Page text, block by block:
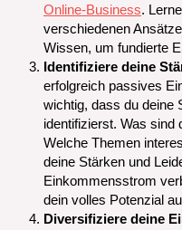
Online-Business.
verschiedenen
Wissen, um fundierte
Identifiziere deine
erfolgreich passives
wichtig, dass du deine
identifizierst. Was sind
Welche Themen
deine Stärken und
Einkommensstrom
dein volles Potenzial
Diversifiziere deine